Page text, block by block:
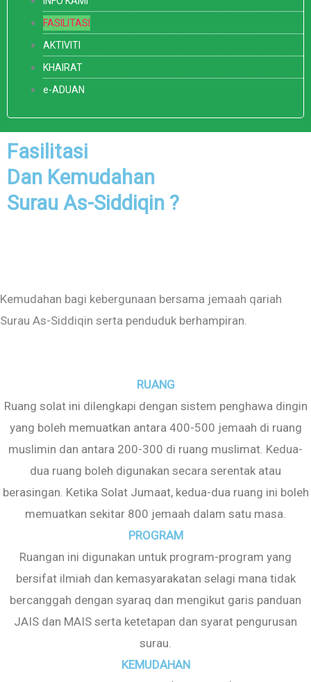
FASILITASI
AKTIVITI
KHAIRAT
e-ADUAN
Fasilitasi
Dan Kemudahan
Surau As-Siddiqin ?
Kemudahan bagi kebergunaan bersama jemaah qariah
Surau As-Siddiqin serta penduduk berhampiran.
RUANG
Ruang solat ini dilengkapi dengan sistem penghawa dingin
yang boleh memuatkan antara 400-500 jemaah di ruang
muslimin dan antara 200-300 di ruang muslimat. Kedua-
dua ruang boleh digunakan secara serentak atau
berasingan. Ketika Solat Jumaat, kedua-dua ruang ini boleh
memuatkan sekitar 800 jemaah dalam satu masa.
PROGRAM
Ruangan ini digunakan untuk program-program yang
bersifat ilmiah dan kemasyarakatan selagi mana tidak
bercanggah dengan syaraq dan mengikut garis panduan
JAIS dan MAIS serta ketetapan dan syarat pengurusan
surau.
KEMUDAHAN